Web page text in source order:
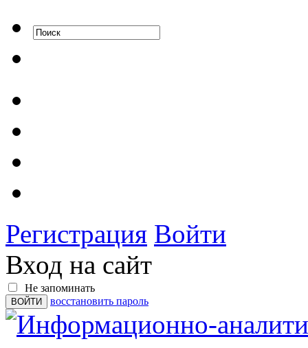
Регистрация Войти
Вход на сайт
Не запоминать
восстановить пароль